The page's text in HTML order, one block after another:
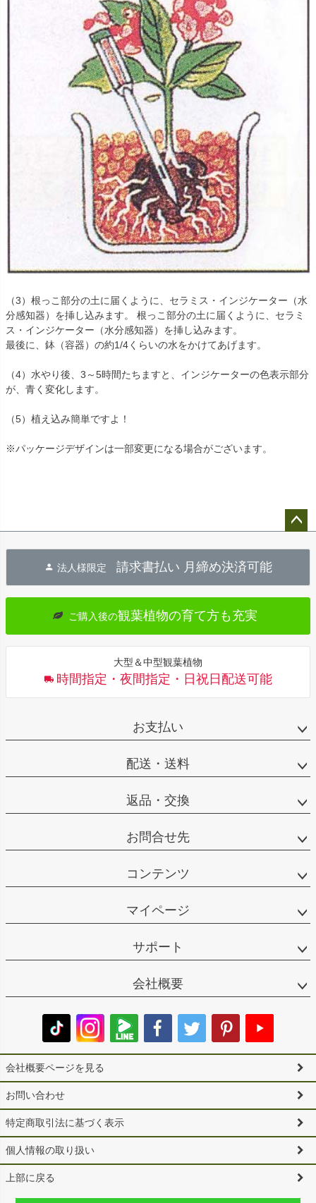
（3）根っこ部分の土に届くように、セラミス・インジケーター（水
分感知器）を挿し込みます。 根っこ部分の土に届くように、セラミ
ス・インジケーター（水分感知器）を挿し込みます。
最後に、鉢（容器）の約1/4くらいの水をかけてあげます。
（4）水やり後、3～5時間たちますと、インジケーターの色表示部分
が、青く変化します。
（5）植え込み簡単ですよ！
※パッケージデザインは一部変更になる場合がございます。
へ
法人様限定 請求書払い 月締め決済可能
ご購入後の観葉植物の育て方も充実
大型＆中型観葉植物
時間指定・夜間指定・日祝日配送可能
お支払い
配送・送料
返品・交換
お問合せ先
コンテンツ
マイページ
サポート
会社概要
会社概要ページを見る
お問い合わせ
特定商取引法に基づく表示
個人情報の取り扱い
上部に戻る